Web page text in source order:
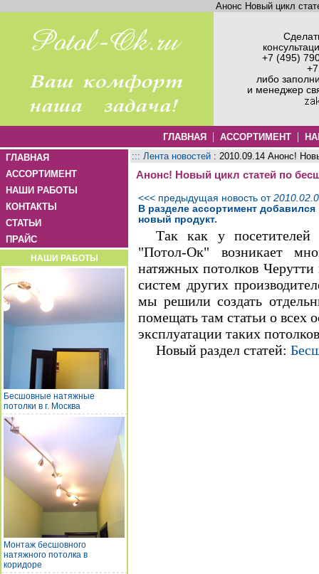
Анонс Новый цикл
+7 (495)
либо
и менеджер
ГЛАВНАЯ | АССОРТИМЕНТ |
ГЛАВНАЯ
АССОРТИМЕНТ
НАШИ РАБОТЫ
КОНТАКТЫ
СТАТЬИ
ПРАЙС
НАШИ РАБОТЫ
Бесшовные натяжные
потолки в г. Москва
Монтаж бесшовного
натяжного потолка в
коридоре
::: Лента новостей : 2010.09.14 Анонс!
Анонс! Новый цикл статей по
<<< предыдущая новость от
В разделе ассортимент добавился
новый продукт.
Так как у
"Потол-Ок" возникает
натяжных потолков
систем других
мы решили создать
помещать там статьи о всех
эксплуатации таких
Новый раздел статей: